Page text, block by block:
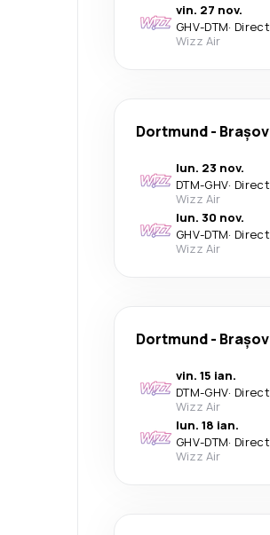
vin. 27 nov.
GHV-DTM· Direct
Wizz Air
Dortmund- Brașov
lun. 23 nov.
DTM-GHV· Direct
Wizz Air
lun. 30 nov.
GHV-DTM· Direct
Wizz Air
Dortmund- Brașov
vin. 15 ian.
DTM-GHV· Direct
Wizz Air
lun. 18 ian.
GHV-DTM· Direct
Wizz Air